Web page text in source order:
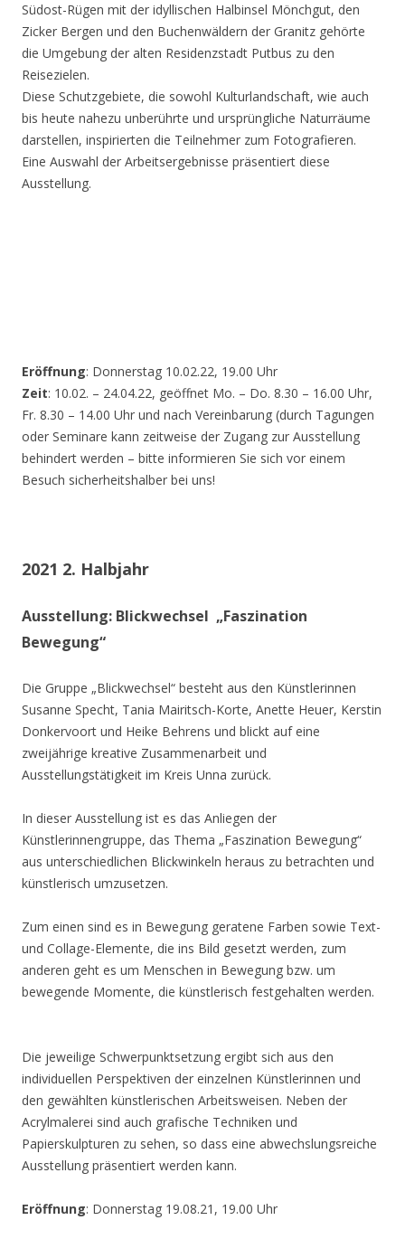
Südost-Rügen mit der idyllischen Halbinsel Mönchgut, den
Zicker Bergen und den Buchenwäldern der Granitz gehörte
die Umgebung der alten Residenzstadt Putbus zu den
Reisezielen.
Diese Schutzgebiete, die sowohl Kulturlandschaft, wie auch
bis heute nahezu unberührte und ursprüngliche Naturräume
darstellen, inspirierten die Teilnehmer zum Fotografieren.
Eine Auswahl der Arbeitsergebnisse präsentiert diese
Ausstellung.
Eröffnung: Donnerstag 10.02.22, 19.00 Uhr
Zeit: 10.02. – 24.04.22, geöffnet Mo. – Do. 8.30 – 16.00 Uhr,
Fr. 8.30 – 14.00 Uhr und nach Vereinbarung (durch Tagungen
oder Seminare kann zeitweise der Zugang zur Ausstellung
behindert werden – bitte informieren Sie sich vor einem
Besuch sicherheitshalber bei uns!
2021 2. Halbjahr
Ausstellung: Blickwechsel „Faszination
Bewegung“
Die Gruppe „Blickwechsel“ besteht aus den Künstlerinnen
Susanne Specht, Tania Mairitsch-Korte, Anette Heuer, Kerstin
Donkervoort und Heike Behrens und blickt auf eine
zweijährige kreative Zusammenarbeit und
Ausstellungstätigkeit im Kreis Unna zurück.
In dieser Ausstellung ist es das Anliegen der
Künstlerinnengruppe, das Thema „Faszination Bewegung“
aus unterschiedlichen Blickwinkeln heraus zu betrachten und
künstlerisch umzusetzen.
Zum einen sind es in Bewegung geratene Farben sowie Text-
und Collage-Elemente, die ins Bild gesetzt werden, zum
anderen geht es um Menschen in Bewegung bzw. um
bewegende Momente, die künstlerisch festgehalten werden.
Die jeweilige Schwerpunktsetzung ergibt sich aus den
individuellen Perspektiven der einzelnen Künstlerinnen und
den gewählten künstlerischen Arbeitsweisen. Neben der
Acrylmalerei sind auch grafische Techniken und
Papierskulpturen zu sehen, so dass eine abwechslungsreiche
Ausstellung präsentiert werden kann.
Eröffnung: Donnerstag 19.08.21, 19.00 Uhr